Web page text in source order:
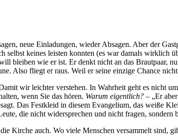
neue Einladungen, wieder Absagen. Aber der
selbst keines leisten konnten (es war damals
bleiben wie er ist. Er denkt nicht an das
Also fliegt er raus. Weil er seine einzige Chance
wir leichter verstehen. In Wahrheit geht es nicht
wenn Sie das hören. Warum eigentlich? – „Er
Das Festkleid in diesem Evangelium, das weiße
die nicht widersprechen und nicht fragen,
Kirche auch. Wo viele Menschen versammelt sind,